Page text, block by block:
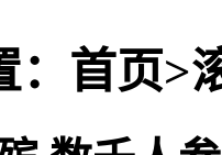
：首页>